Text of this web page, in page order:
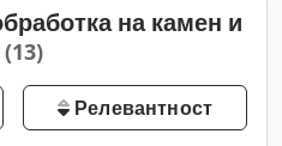
на камен и
(13)
Релевантност